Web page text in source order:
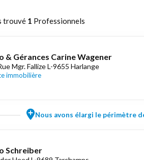
trouvé 1 Professionnels
& Gérances Carine Wagener
Mgr. Fallize L-9655 Harlange
immobilière
Nous avons élargi le périmètre
Schreiber